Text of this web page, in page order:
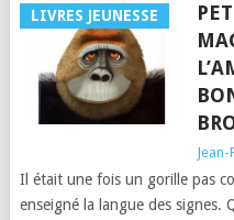
LIVRES JEUNESSE
Jean-
Il était une fois un gorille pas
enseigné la langue des signes.